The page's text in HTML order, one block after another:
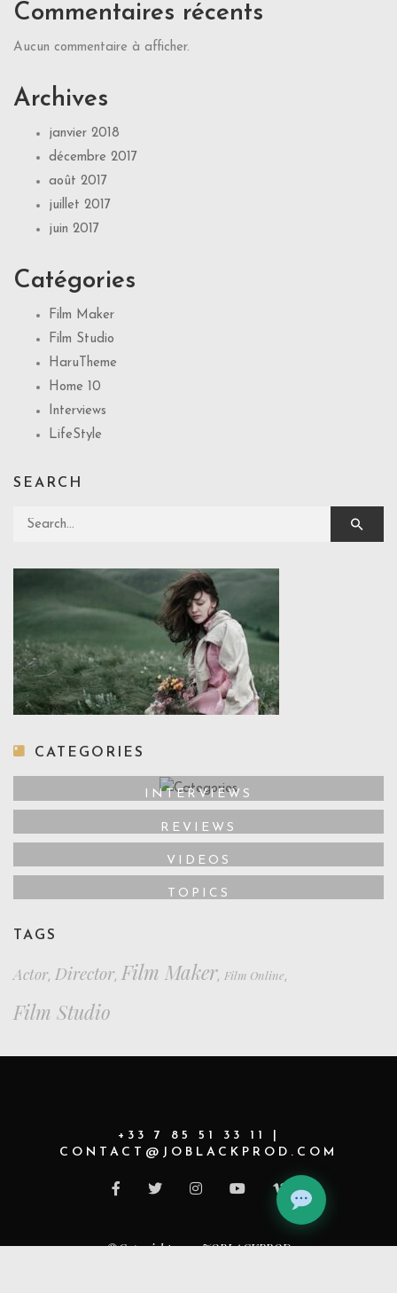
Commentaires récents
Aucun commentaire à afficher.
Archives
janvier 2018
décembre 2017
août 2017
juillet 2017
juin 2017
Catégories
Film Maker
Film Studio
HaruTheme
Home 10
Interviews
LifeStyle
SEARCH
Search for:
CATEGORIES
INTERVIEWS
REVIEWS
VIDEOS
TOPICS
TAGS
Actor, Director, Film Maker, Film Online,
Film Studio
+33 7 85 51 33 11 |
CONTACT@JOBLACKPROD.COM
©Copyright 2021 JOBLACKPROD